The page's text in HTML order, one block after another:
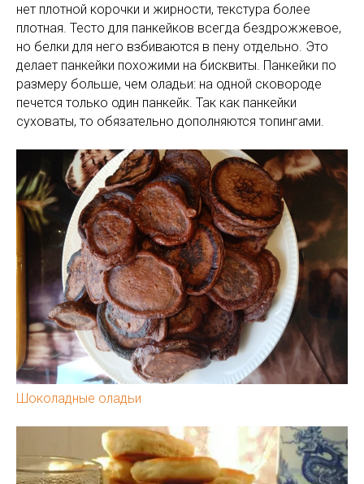
нет плотной корочки и жирности, текстура более
плотная. Тесто для панкейков всегда бездрожжевое,
но белки для него взбиваются в пену отдельно. Это
делает панкейки похожими на бисквиты. Панкейки по
размеру больше, чем оладьи: на одной сковороде
печется только один панкейк. Так как панкейки
суховаты, то обязательно дополняются топингами.
Шоколадные оладьи